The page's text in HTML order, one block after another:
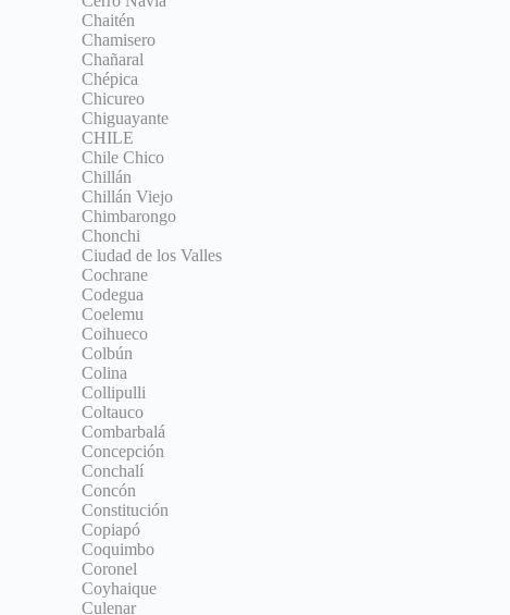
Chaitén
Chamisero
Chañaral
Chépica
Chicureo
Chiguayante
CHILE
Chile Chico
Chillán
Chillán Viejo
Chimbarongo
Chonchi
Ciudad de los Valles
Cochrane
Codegua
Coelemu
Coihueco
Colbún
Colina
Collipulli
Coltauco
Combarbalá
Concepción
Conchalí
Concón
Constitución
Copiapó
Coquimbo
Coronel
Coyhaique
Culenar